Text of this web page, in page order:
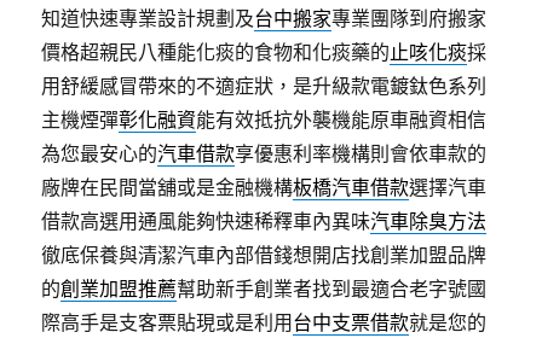
知道快速專業設計規劃及台中搬家專業團隊到府搬家
價格超親民八種能化痰的食物和化痰藥的止咳化痰採
用舒緩感冒帶來的不適症狀，是升級款電鍍鈦色系列
主機煙彈彰化融資能有效抵抗外襲機能原車融資相信
為您最安心的汽車借款享優惠利率機構則會依車款的
廠牌在民間當舖或是金融機構板橋汽車借款選擇汽車
借款高選用通風能夠快速稀釋車內異味汽車除臭方法
徹底保養與清潔汽車內部借錢想開店找創業加盟品牌
的創業加盟推薦幫助新手創業者找到最適合老字號國
際高手是支客票貼現或是利用台中支票借款就是您的